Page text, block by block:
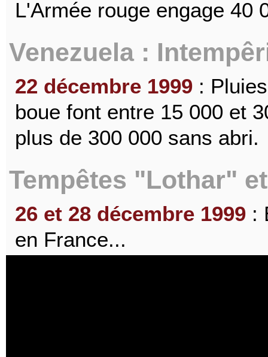
L'Armée rouge engage 40
Venezuela :
22 décembre 1999 :
boue font entre 15 000 et
plus de 300 000 sans abri.
Tempêtes "Lothar"
26 et 28 décembre 1999 :
en France...